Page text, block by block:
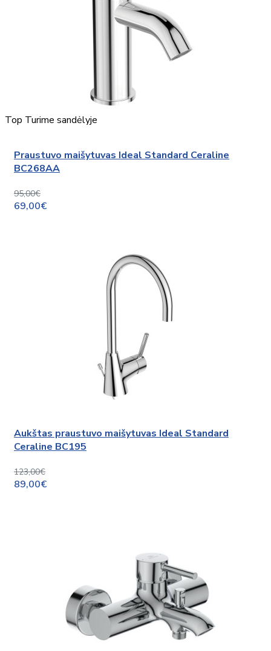
Top Turime sandėlyje
Praustuvo maišytuvas Ideal Standard Ceraline
BC268AA
95,00€
69,00€
Aukštas praustuvo maišytuvas Ideal Standard
Ceraline BC195
123,00€
89,00€